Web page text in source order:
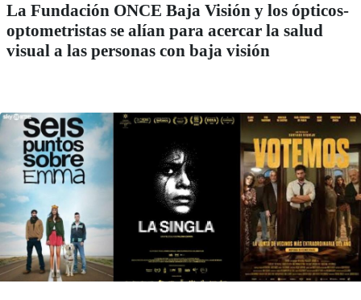
La Fundación ONCE Baja Visión y los ópticos-
optometristas se alían para acercar la salud
visual a las personas con baja visión